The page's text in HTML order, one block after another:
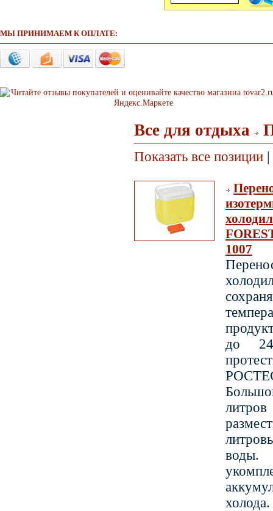
МЫ ПРИНИМАЕМ К ОПЛАТЕ:
Все для отдыха
Показать все позиции
1007
до
воды.
холода.